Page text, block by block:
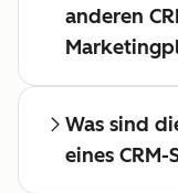
anderen
Was sind
eines CRM-